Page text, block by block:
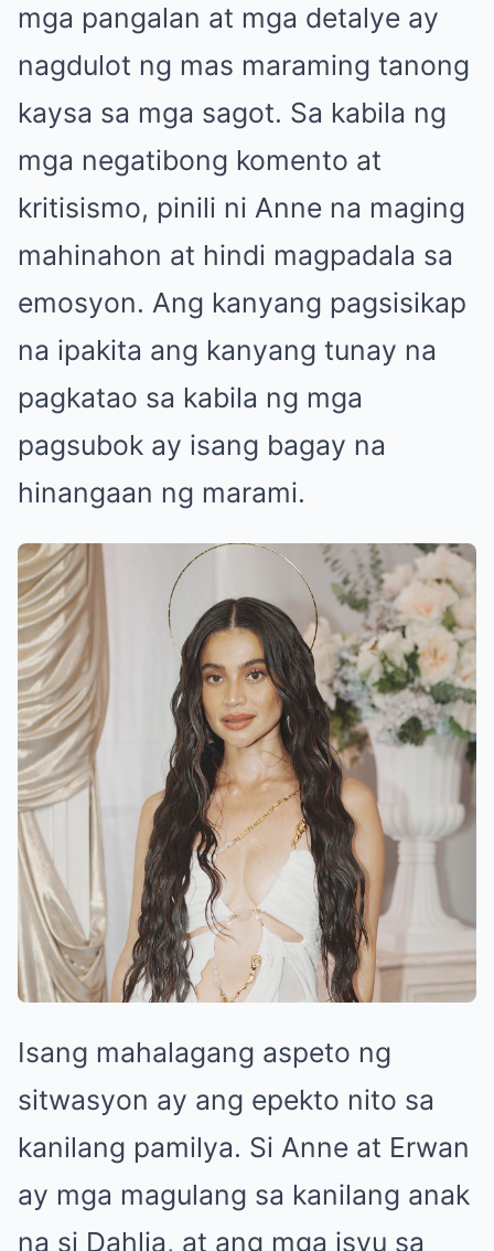
mga pangalan at mga detalye ay
nagdulot ng mas maraming tanong
kaysa sa mga sagot. Sa kabila ng
mga negatibong komento at
kritisismo, pinili ni Anne na maging
mahinahon at hindi magpadala sa
emosyon. Ang kanyang pagsisikap
na ipakita ang kanyang tunay na
pagkatao sa kabila ng mga
pagsubok ay isang bagay na
hinangaan ng marami.
Isang mahalagang aspeto ng
sitwasyon ay ang epekto nito sa
kanilang pamilya. Si Anne at Erwan
ay mga magulang sa kanilang anak
na si Dahlia, at ang mga isyu sa